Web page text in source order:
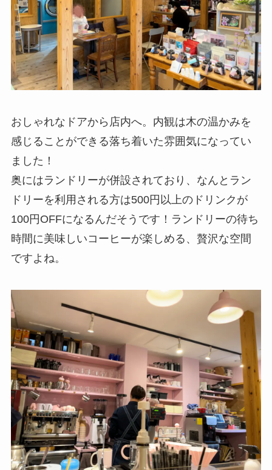
おしゃれなドアから店内へ。内観は木の温かみを
感じることができる落ち着いた雰囲気になってい
ました！
奥にはランドリーが併設されており、なんとラン
ドリーを利用される方は500円以上のドリンクが
100円OFFになるんだそうです！ランドリーの待ち
時間に美味しいコーヒーが楽しめる、贅沢な空間
ですよね。